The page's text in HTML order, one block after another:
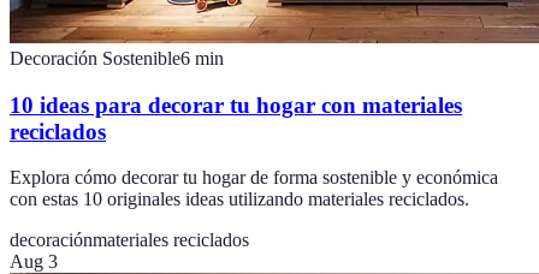
Decoración Sostenible6 min
10 ideas para decorar tu hogar con materiales
reciclados
Explora cómo decorar tu hogar de forma sostenible y económica
con estas 10 originales ideas utilizando materiales reciclados.
decoraciónmateriales reciclados
Aug 3